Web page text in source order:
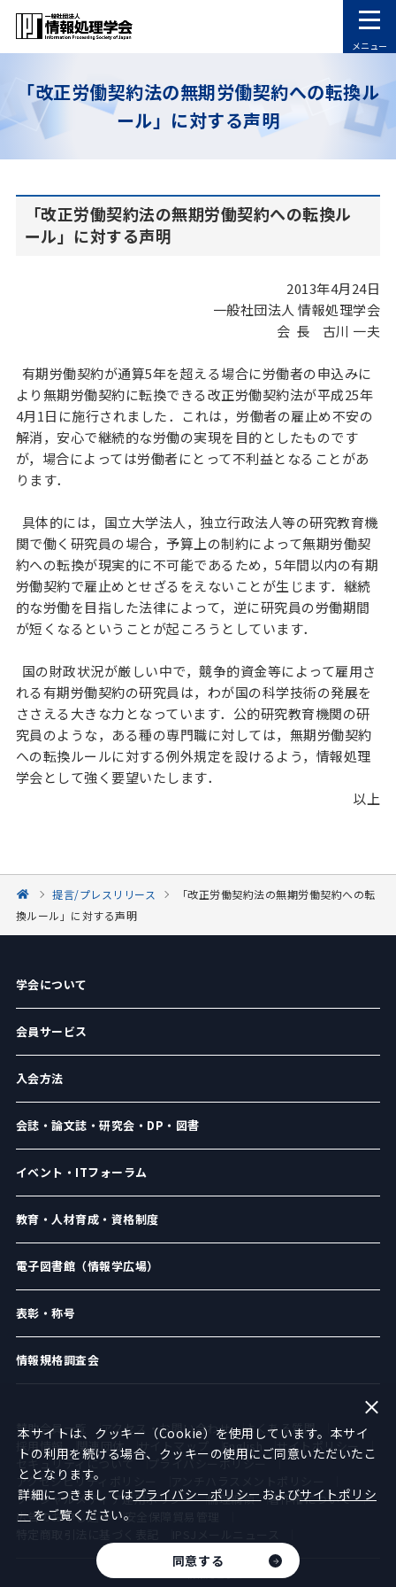
メニュー
「改正労働契約法の無期労働契約への転換ル
ール」に対する声明
「改正労働契約法の無期労働契約への転換ル
ール」に対する声明
2013年4月24日
一般社団法人 情報処理学会
会 長 古川 一夫
有期労働契約が通算5年を超える場合に労働者の申込みに
より無期労働契約に転換できる改正労働契約法が平成25年
4月1日に施行されました．これは，労働者の雇止め不安の
解消，安心で継続的な労働の実現を目的としたものです
が，場合によっては労働者にとって不利益となることがあ
ります．
具体的には，国立大学法人，独立行政法人等の研究教育機
関で働く研究員の場合，予算上の制約によって無期労働契
約への転換が現実的に不可能であるため，5年間以内の有期
労働契約で雇止めとせざるをえないことが生じます．継続
的な労働を目指した法律によって，逆に研究員の労働期間
が短くなるということが起ころうとしています．
国の財政状況が厳しい中で，競争的資金等によって雇用さ
れる有期労働契約の研究員は，わが国の科学技術の発展を
ささえる大きな力となっています．公的研究教育機関の研
究員のような，ある種の専門職に対しては，無期労働契約
への転換ルールに対する例外規定を設けるよう，情報処理
学会として強く要望いたします．
以上
提言/プレスリリース
「改正労働契約法の無期労働契約への転
換ルール」に対する声明
学会について
会員サービス
入会方法
会誌・論文誌・研究会・DP・図書
イベント・ITフォーラム
教育・人材育成・資格制度
電子図書館（情報学広場）
表彰・称号
情報規格調査会
賛助会員一覧 アクセス・お問い合わせ
よくある質問
採用情報
関連団体 サイトマップ English
サイトポリシー
セキュリティについて
プライバシーポリシー
アクセシビリティポリシー
ソーシャルメディア運用ポリシー
倫理綱領
著作権について
広告のお申し込み
安全保障貿易管理
本サイトは、クッキー（Cookie）を使用しています。本サイ
トの利用を続ける場合、クッキーの使用にご同意いただいたこ
ととなります。
詳細につきましてはプライバシーポリシー およびサイトポリシ
ー をご覧ください。
同意する